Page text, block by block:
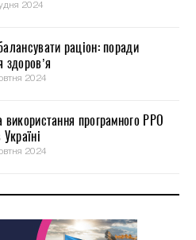
2024
раціон: поради
здоров’я
2024
використання програмного РРО
2024